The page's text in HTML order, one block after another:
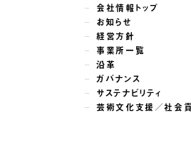
会社情報トップ
お知らせ
経営方針
事業所一覧
沿革
ガバナンス
サステナビリティ
芸術文化支援／社会